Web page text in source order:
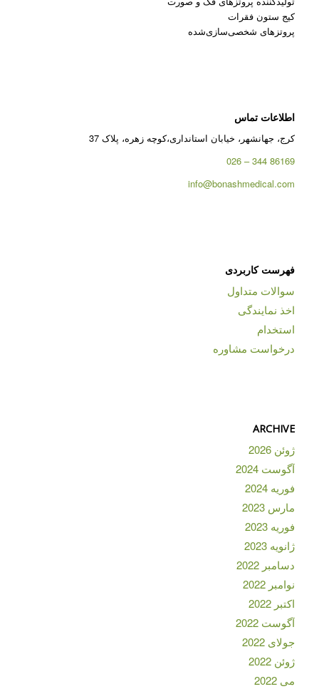
کیج ستون فقرات
پروتزهای شخصی‌سازی‌شده
اطلاعات تماس
کرج، جهانشهر، خیابان استانداری،کوچه زهره، پلاک 37
86169 344 – 026
info@bonashmedical.com
فهرست کاربردی
سوالات متداول
اخذ نمایندگی
استخدام
درخواست مشاوره
ARCHIVE
ژوئن 2026
آگوست 2024
فوریه 2024
مارس 2023
فوریه 2023
ژانویه 2023
دسامبر 2022
نوامبر 2022
اکتبر 2022
آگوست 2022
جولای 2022
ژوئن 2022
می 2022